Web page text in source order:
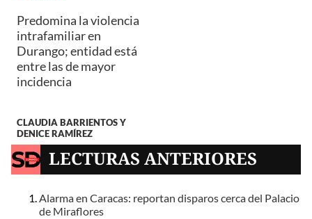
Predomina la violencia
intrafamiliar en
Durango; entidad está
entre las de mayor
incidencia
CLAUDIA BARRIENTOS Y
DENICE RAMÍREZ
LECTURAS ANTERIORES
Alarma en Caracas: reportan disparos cerca del Palacio
de Miraflores